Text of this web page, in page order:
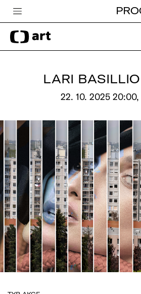
Česká televize
Zpravodajství
Pro děti
edu
Vše o ČT
LARI
22. 10. 2025